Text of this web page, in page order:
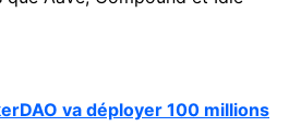
va déployer 100 millions